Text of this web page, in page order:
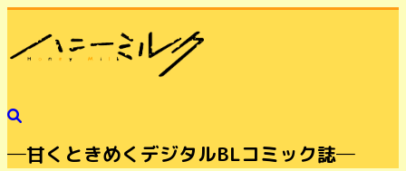
─甘くときめくデジタルBLコミック誌─